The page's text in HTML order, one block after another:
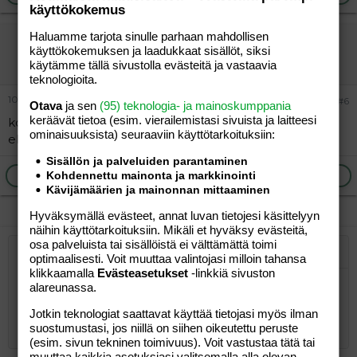
mim82mu
Vieras
10.01.2005 #6
kokeile näin: 85,3 / (1.72x1.72)
eli pitäisi tulla bmi:ksi 28,8
Ilmoita asiaton viesti
Lihavoitu
Kursivoitu
Laajennettuun editoriin…
Lista
Järjestetty lista
Suurenna sisennystä
Pienennä sisennystä
Laajennettuun editoriin…
Lisää hyperlinkki
Lisää kuva
HymiötLaajennettuun
Kumoa
Fontin koko
9
10
12
TekstiväriKirjasintyyli
Book Antiqua
Courier New
Tasaus Tasaa vasemmalle
Keskitä
Tasaa oikealle
Paragraph format
Normal
Heading 1
Heading 2
LainausLisää video/media
Lisää taulukko
Insert horizontal line
Tee uudelleen
BBCode-näkymä
Poista muotoilu
Luonnokset
Poista luonnos
Kirjoita vastaus...
käyttökokemus
Haluamme tarjota sinulle parhaan mahdollisen
käyttökokemuksen ja laadukkaat sisällöt, siksi
käytämme tällä sivustolla evästeitä ja vastaavia
teknologioita.
Otavaja sen (95) teknologia- ja mainoskumppania
keräävät tietoa (esim. vierailemis­tasi sivuista ja laitteesi
ominaisuuk­sista) seuraaviin käyttötarkoituksiin:
Sisällön ja palveluiden parantaminen
Kohdennettu mainonta ja markkinointi
Kävijämäärien ja mainonnan mittaaminen
Hyväksymällä evästeet, annat luvan tietojesi käsittelyyn
näihin käyttötarkoituksiin. Mikäli et hyväksy evästeitä,
osa palveluista tai sisällöistä ei välttämättä toimi
optimaalisesti. Voit muuttaa valintojasi milloin tahansa
klikkaamalla Evästeasetukset -linkkiä sivuston
alareunassa.
Jotkin teknologiat saattavat käyttää tietojasi myös ilman
suostumustasi, jos niillä on siihen oikeutettu peruste
(esim. sivun tekninen toimivuus). Voit vastustaa tätä tai